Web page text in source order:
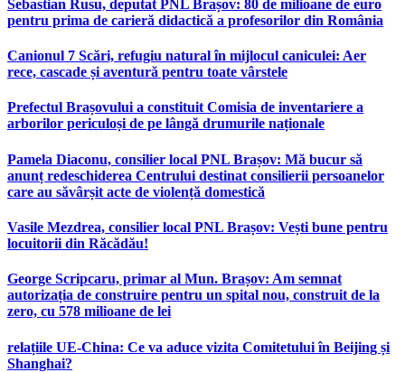
Sebastian Rusu, deputat PNL Brașov: 80 de milioane de euro
pentru prima de carieră didactică a profesorilor din România
Canionul 7 Scări, refugiu natural în mijlocul caniculei: Aer
rece, cascade și aventură pentru toate vârstele
Prefectul Brașovului a constituit Comisia de inventariere a
arborilor periculoși de pe lângă drumurile naționale
Pamela Diaconu, consilier local PNL Brașov: Mă bucur să
anunț redeschiderea Centrului destinat consilierii persoanelor
care au săvârșit acte de violență domestică
Vasile Mezdrea, consilier local PNL Brașov: Vești bune pentru
locuitorii din Răcădău!
George Scripcaru, primar al Mun. Brașov: Am semnat
autorizația de construire pentru un spital nou, construit de la
zero, cu 578 milioane de lei
relațiile UE-China: Ce va aduce vizita Comitetului în Beijing și
Shanghai?